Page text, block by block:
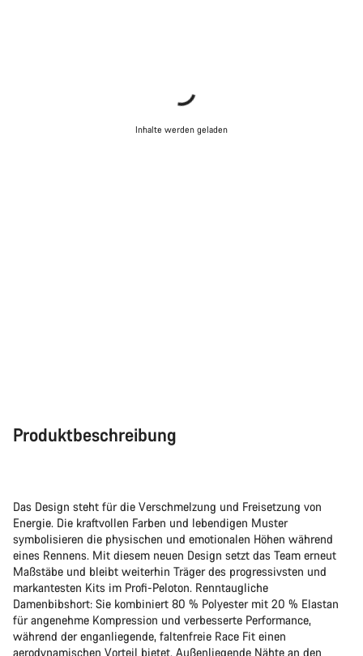
Inhalte werden geladen
Produktbeschreibung
Das Design steht für die Verschmelzung und Freisetzung von
Energie. Die kraftvollen Farben und lebendigen Muster
symbolisieren die physischen und emotionalen Höhen während
eines Rennens. Mit diesem neuen Design setzt das Team erneut
Maßstäbe und bleibt weiterhin Träger des progressivsten und
markantesten Kits im Profi-Peloton. Renntaugliche
Damenbibshort: Sie kombiniert 80 % Polyester mit 20 % Elastan
für angenehme Kompression und verbesserte Performance,
während der enganliegende, faltenfreie Race Fit einen
aerodynamischen Vorteil bietet. Außenliegende Nähte an den